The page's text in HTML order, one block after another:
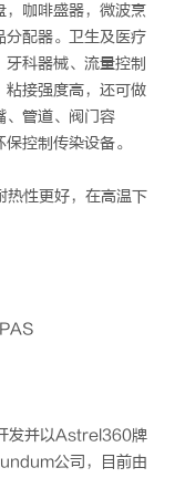
，咖啡盛器，微波烹
分配器。卫生及医疗
科器械、流量控制
粘接强度高，还可做
、管道、阀门容
控制传染设备。
性更好，在高温下
并以Astrel360牌
公司，目前由